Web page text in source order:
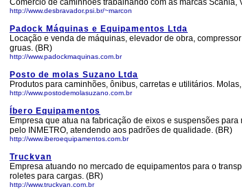
Comercio de caminhões trabalhando com as marcas
http://www.desbravador.psi.br/~marcon
Padock Máquinas e Equipamentos Ltda
Locação e venda de máquinas, elevador de obra,
gruas. (BR)
http://www.padockmaquinas.com.br
Posto de molas Suzano Ltda
Produtos para caminhões, ônibus, carretas e utilitários.
http://www.postodemolasuzano.com.br
Íbero Equipamentos
Empresa que atua na fabricação de eixos e suspensões
pelo INMETRO, atendendo aos padrões de qualidade. (BR)
http://www.iberoequipamentos.com.br
Truckvan
Empresa atuando no mercado de equipamentos para o
roletes para cargas. (BR)
http://www.truckvan.com.br